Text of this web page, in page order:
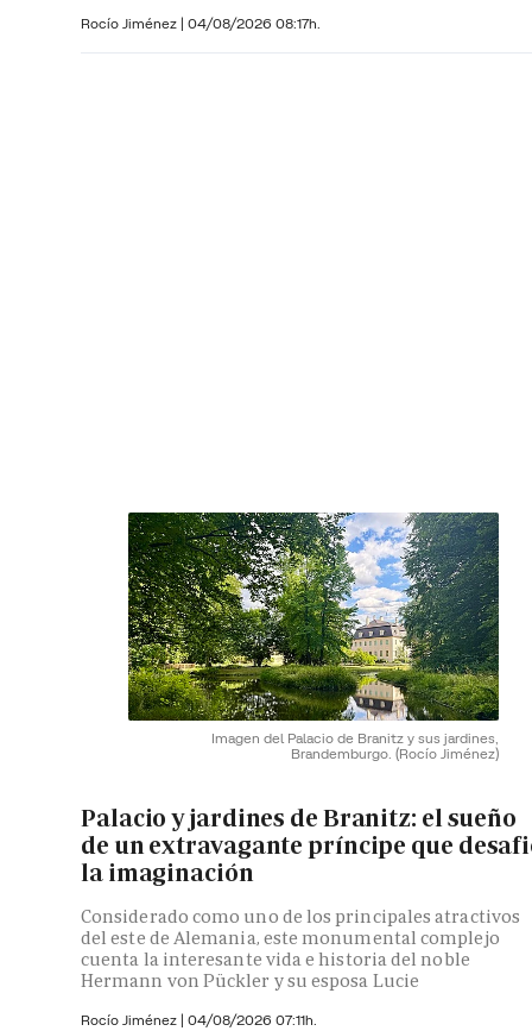
Rocío Jiménez | 04/08/2026 08:17h.
Imagen del Palacio de Branitz y sus jardines,
Brandemburgo. (Rocío Jiménez)
Palacio y jardines de Branitz: el sueño
de un extravagante príncipe que
la imaginación
Considerado como uno de los principales atractivos
del este de Alemania, este monumental complejo
cuenta la interesante vida e historia del noble
Hermann von Pückler y su esposa Lucie
Rocío Jiménez | 04/08/2026 07:11h.